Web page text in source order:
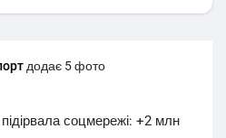
додає 5 фото
соцмережі: +2 млн